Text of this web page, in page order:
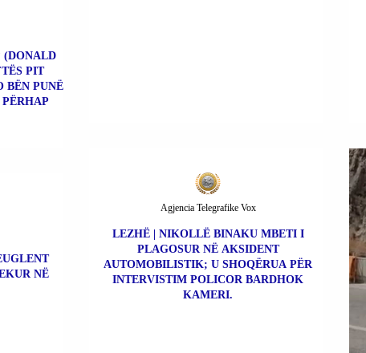
(DONALD
PIT
BËN PUNË
NË
LEZHË | NIKOLLË BINAKU MBETI I
PLAGOSUR NË AKSIDENT
AUTOMOBILISTIK; U SHOQËRUA PËR
INTERVISTIM POLICOR BARDHOK
KAMERI.
Agjencia Telegrafike Vox